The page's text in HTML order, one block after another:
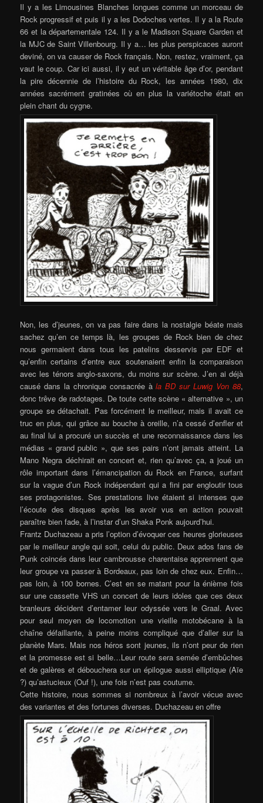
Il y a les Limousines Blanches longues comme un morceau de
Rock progressif et puis il y a les Dodoches vertes. Il y a la Route
66 et la départementale 124. Il y a le Madison Square Garden et
la MJC de Saint Villenbourg. Il y a… les plus perspicaces auront
deviné, on va causer de Rock français. Non, restez, vraiment, ça
vaut le coup. Car ici aussi, il y eut un véritable âge d’or, pendant
la pire décennie de l’histoire du Rock, les années 1980, dix
années sacrément gratinées où en plus la variétoche était en
plein chant du cygne.
Non, les d’jeunes, on va pas faire dans la nostalgie béate mais
sachez qu’en ce temps là, les groupes de Rock bien de chez
nous germaient dans tous les patelins desservis par EDF et
qu’enfin certains d’entre eux soutenaient enfin la comparaison
avec les ténors anglo-saxons, du moins sur scène. J’en ai déjà
causé dans la chronique consacrée àla BD sur Luwig Von 88,
donc trêve de radotages. De toute cette scène « alternative », un
groupe se détachait. Pas forcément le meilleur, mais il avait ce
truc en plus, qui grâce au bouche à oreille, n’a cessé d’enfler et
au final lui a procuré un succès et une reconnaissance dans les
médias « grand public », que ses pairs n’ont jamais atteint. La
Mano Negra déchirait en concert et, rien qu’avec ça, a joué un
rôle important dans l’émancipation du Rock en France, surfant
sur la vague d’un Rock indépendant qui a fini par engloutir tous
ses protagonistes. Ses prestations live étaient si intenses que
l’écoute des disques après les avoir vus en action pouvait
paraître bien fade, à l’instar d’un Shaka Ponk aujourd’hui.
Frantz Duchazeau a pris l’option d’évoquer ces heures glorieuses
par le meilleur angle qui soit, celui du public. Deux ados fans de
Punk coincés dans leur cambrousse charentaise apprennent que
leur groupe va passer à Bordeaux, pas loin de chez eux. Enfin…
pas loin, à 100 bornes. C’est en se matant pour la énième fois
sur une cassette VHS un concert de leurs idoles que ces deux
branleurs décident d’entamer leur odyssée vers le Graal. Avec
pour seul moyen de locomotion une vieille motobécane à la
chaîne défaillante, à peine moins compliqué que d’aller sur la
planète Mars. Mais nos héros sont jeunes, ils n’ont peur de rien
et la promesse est si belle…Leur route sera semée d’embûches
et de galères et débouchera sur un épilogue aussi elliptique (Aïe
?) qu’astucieux (Ouf !), une fois n’est pas coutume.
Cette histoire, nous sommes si nombreux à l’avoir vécue avec
des variantes et des fortunes diverses. Duchazeau en offre